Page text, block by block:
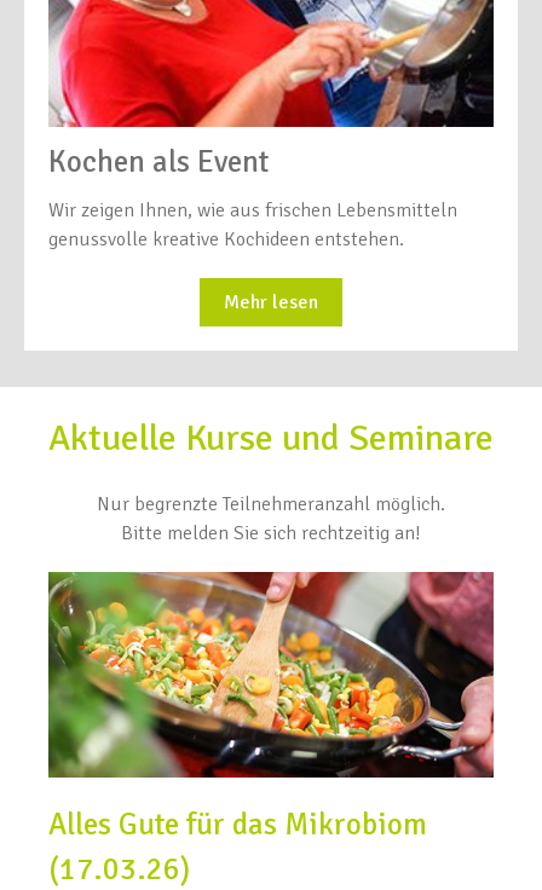
Kochen als Event
Wir zeigen Ihnen, wie aus frischen Lebensmitteln
genussvolle kreative Kochideen entstehen.
Mehr lesen
Aktuelle Kurse und Seminare
Nur begrenzte Teilnehmeranzahl möglich.
Bitte melden Sie sich rechtzeitig an!
Alles Gute für das Mikrobiom
(17.03.26)